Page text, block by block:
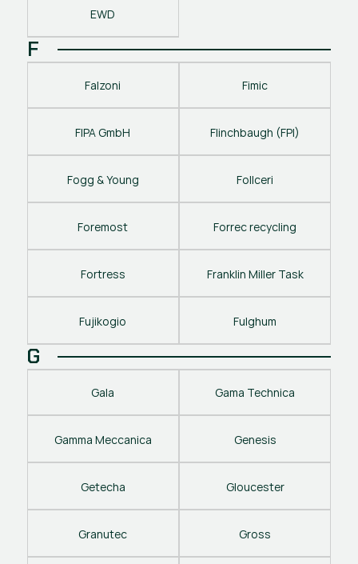
EWD
F
Falzoni Fimic
FIPA GmbH Flinchbaugh (FPI)
Fogg & Young Follceri
Foremost Forrec recycling
Fortress Franklin Miller Task
Fujikogio Fulghum
G
Gala Gama Technica
Gamma Meccanica Genesis
Getecha Gloucester
Granutec Gross